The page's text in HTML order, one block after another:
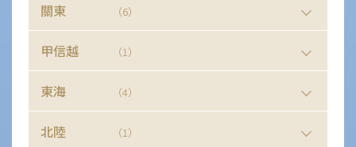
關東 （6）
甲信越 （1）
東海 （4）
北陸 （1）